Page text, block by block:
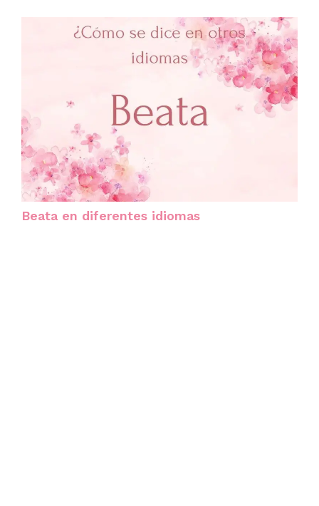
Beata en diferentes idiomas